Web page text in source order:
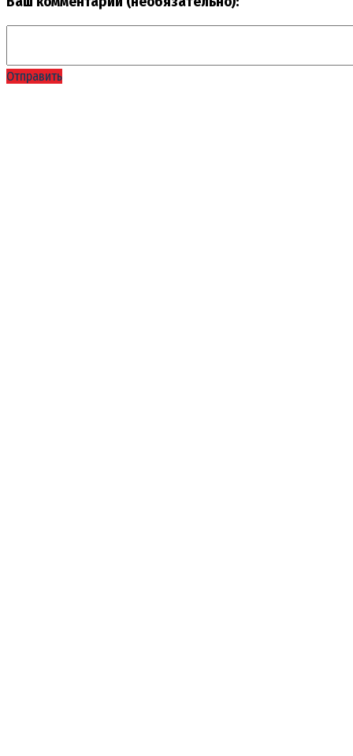
Отправить